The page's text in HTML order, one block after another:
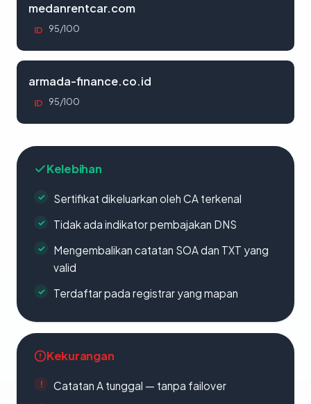
medanrentcar.com
ID 95/100
armada-finance.co.id
ID 95/100
Kelebihan
Sertifikat dikeluarkan oleh CA terkenal
Tidak ada indikator pembajakan DNS
Mengembalikan catatan SOA dan TXT yang
valid
Terdaftar pada registrar yang mapan
Kekurangan
Catatan A tunggal — tanpa failover